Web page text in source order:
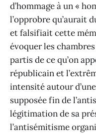
d’hommage à un «
l’opprobre qu’aurait
et falsifiait cette
évoquer les
partis de ce qu’on
républicain et
intensité autour
supposée fin de
légitimation de sa
l’antisémitisme